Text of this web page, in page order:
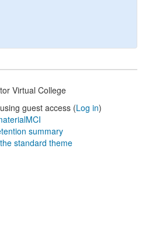
Virtual College
guest access (Log in)
summary
standard theme